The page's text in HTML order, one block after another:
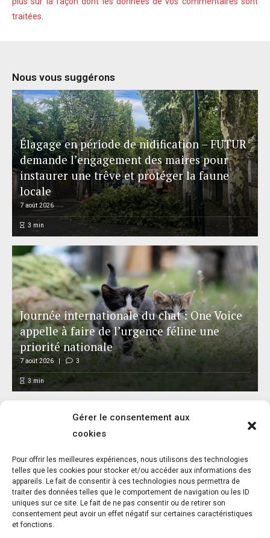
Gérer le consentement aux
cookies
Pour offrir les meilleures expériences, nous utilisons des technologies
telles que les cookies pour stocker et/ou accéder aux informations des
appareils. Le fait de consentir à ces technologies nous permettra de
traiter des données telles que le comportement de navigation ou les ID
uniques sur ce site. Le fait de ne pas consentir ou de retirer son
consentement peut avoir un effet négatif sur certaines caractéristiques
et fonctions.
traitées.
Nous vous suggérons
Élagage en période de nidification – FUTUR
demande l’engagement des maires pour
instaurer une trêve et protéger la faune
locale
7 août 2026
3 min
Journée internationale du chat : One Voice
appelle à faire de l’urgence féline une
priorité nationale
7 août 2026 3
3 min
L’association FUTUR dénonce le recours à
des « tirs sanitaires » sur des animaux
sauvages déjà victimes de l’incendie
d’Achères-la-Forêt
7 août 2026 5